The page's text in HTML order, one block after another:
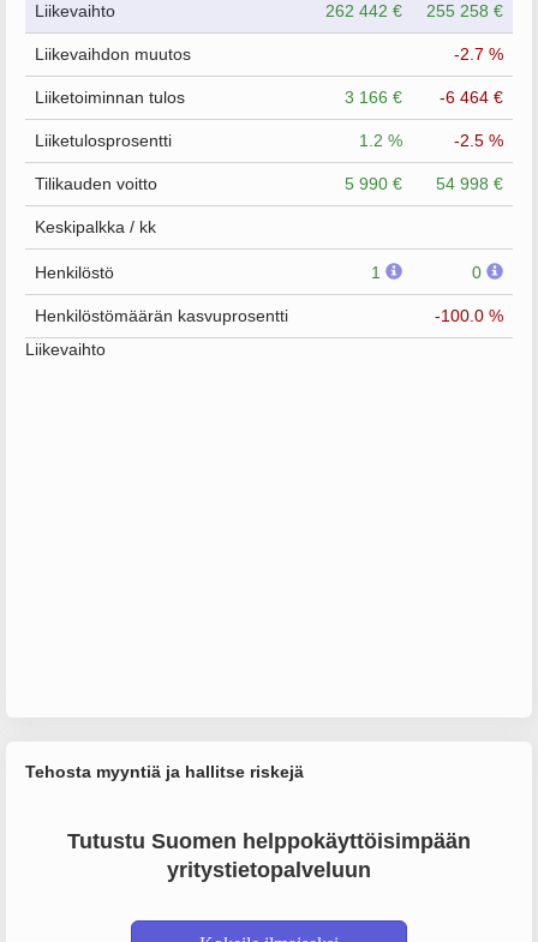
Liikevaihto 262 442 € 255 258 €
Liikevaihdon muutos -2.7 %
Liiketoiminnan tulos 3 166 € -6 464 €
Liiketulosprosentti 1.2 % -2.5 %
Tilikauden voitto 5 990 € 54 998 €
Keskipalkka / kk
Henkilöstö 1 0
Henkilöstömäärän kasvuprosentti
-100.0 %
Liikevaihto
Tehosta myyntiä ja hallitse riskejä
Tutustu Suomen helppokäyttöisimpään
yritystietopalveluun